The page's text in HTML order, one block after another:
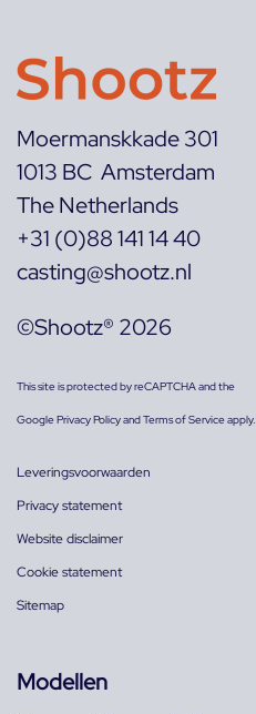
Moermanskkade 301
1013 BC Amsterdam
The Netherlands
+31 (0)88 141 14 40
casting@shootz.nl
©Shootz® 2026
This site is protected by reCAPTCHA and the
GooglePrivacy PolicyandTerms of Serviceapply.
Leveringsvoorwaarden
Privacy statement
Website disclaimer
Cookie statement
Sitemap
Modellen